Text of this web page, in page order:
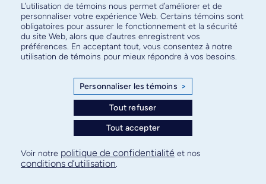
Abonnez-vous à notre infolettre
pour connaître l’actualité facultaire
Plan de site
Confidentialité
L’utilisation de témoins nous permet d’améliorer et de
personnaliser votre expérience Web. Certains témoins sont
obligatoires pour assurer le fonctionnement et la sécurité
du site Web, alors que d’autres enregistrent vos
préférences. En acceptant tout, vous consentez à notre
utilisation de témoins pour mieux répondre à vos besoins.
Personnaliser les témoins >
Tout refuser
Tout accepter
Voir notre politique de confidentialité et nos
conditions d’utilisation.